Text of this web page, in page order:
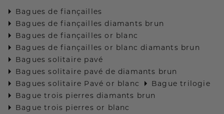
Bagues de fiançailles
Bagues de fiançailles diamants brun
Bagues de fiançailles or blanc
Bagues de fiançailles or blanc diamants brun
Bagues solitaire pavé
Bagues solitaire pavé de diamants brun
Bagues solitaire Pavé or blanc
Bague trilogie
Bague trois pierres diamants brun
Bague trois pierres or blanc